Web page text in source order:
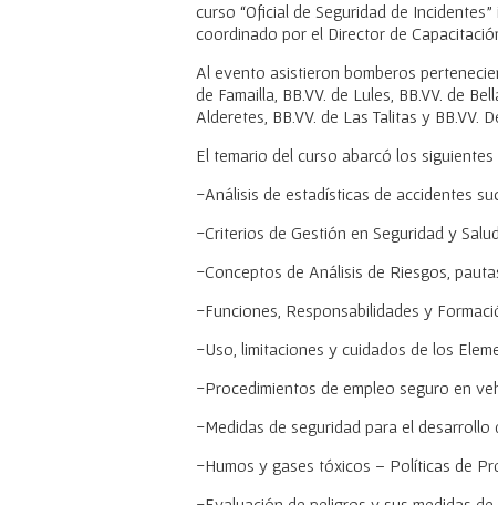
curso “Oficial de Seguridad de
coordinado por el Director de
Al evento asistieron bomberos
de Famailla, BB.VV. de Lules, BB.VV. de
Alderetes, BB.VV. de Las Talitas y BB.VV.
El temario del curso abarcó los siguientes
-Análisis de estadísticas de accidentes
-Criterios de Gestión en Seguridad y
-Conceptos de Análisis de Riesgos,
-Funciones, Responsabilidades y
-Uso, limitaciones y cuidados de los
-Procedimientos de empleo seguro en
-Medidas de seguridad para el desarrollo
-Humos y gases tóxicos – Políticas de